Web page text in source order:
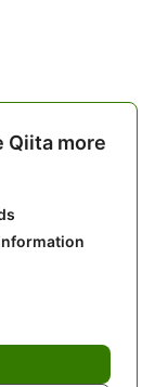
Qiita more